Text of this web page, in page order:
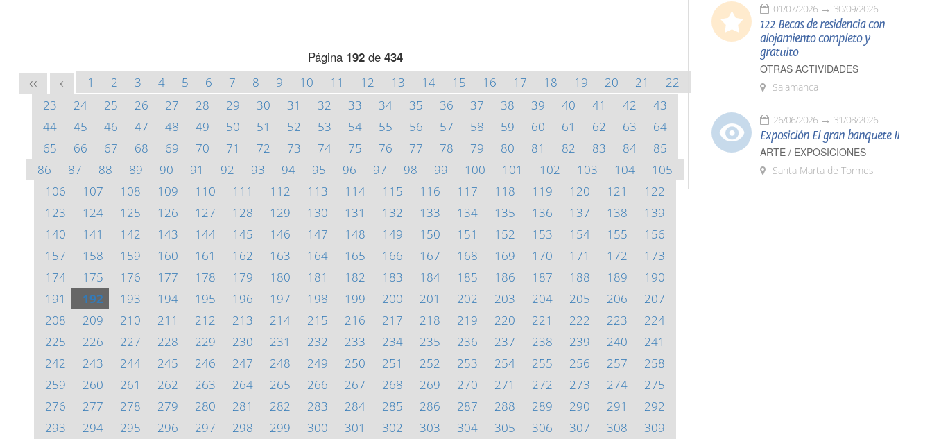
Página 192de 434
<< < 1 2 3 4 5 6 7 8 9 10 11 12 13 14 15 16 17 18 19 20 21
22
23
24 25 26 27 28 29 30 31 32 33 34 35 36 37 38 39 40 41 42
43
44
45 46 47 48 49 50 51 52 53 54 55 56 57 58 59 60 61 62 63
64
65
66 67 68 69 70 71 72 73 74 75 76 77 78 79 80 81 82 83 84
85
86
87 88 89 90 91 92 93 94 95 96 97 98 99 100 101 102 103 104
105
106
107 108 109 110 111 112 113 114 115 116 117 118 119 120 121
122
123
124 125 126 127 128 129 130 131 132 133 134 135 136 137 138
139
140
141 142 143 144 145 146 147 148 149 150 151 152 153 154 155
156
157
158 159 160 161 162 163 164 165 166 167 168 169 170 171 172
173
174
175 176 177 178 179 180 181 182 183 184 185 186 187 188 189
190
191
192 193 194 195 196 197 198 199 200 201 202 203 204 205 206
207
208
209 210 211 212 213 214 215 216 217 218 219 220 221 222 223
224
225
226 227 228 229 230 231 232 233 234 235 236 237 238 239 240
241
242
243 244 245 246 247 248 249 250 251 252 253 254 255 256 257
258
259
260 261 262 263 264 265 266 267 268 269 270 271 272 273 274
275
276
277 278 279 280 281 282 283 284 285 286 287 288 289 290 291
292
293
294 295 296 297 298 299 300 301 302 303 304 305 306 307 308 309
01/07/2026 30/09/2026
122 Becas de residencia con
alojamiento completo y
gratuito
OTRAS ACTIVIDADES
Salamanca
26/06/2026 31/08/2026
Exposición El gran banquete II
ARTE / EXPOSICIONES
Santa Marta de Tormes